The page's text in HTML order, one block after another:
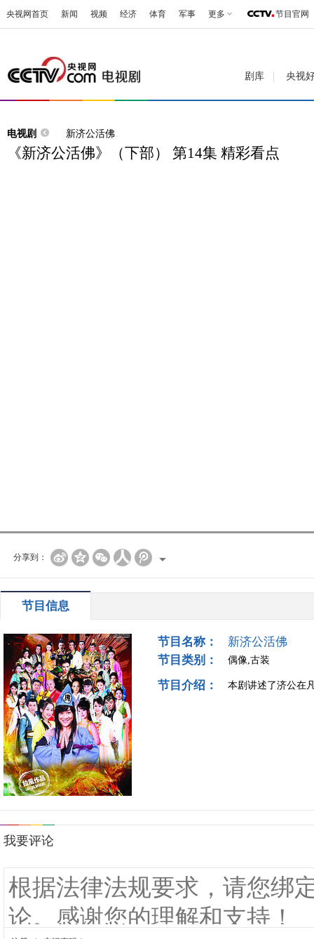
央视网首页 新闻 视频 经济 体育 军事 更多 节目官网
剧库 央视
电视剧 新济公活佛
《新济公活佛》（下部） 第14集 精彩看点
分享到：
节目信息
节目名称：
新济公活佛
节目类别：
偶像,古装
节目介绍： 本剧讲述了济公在